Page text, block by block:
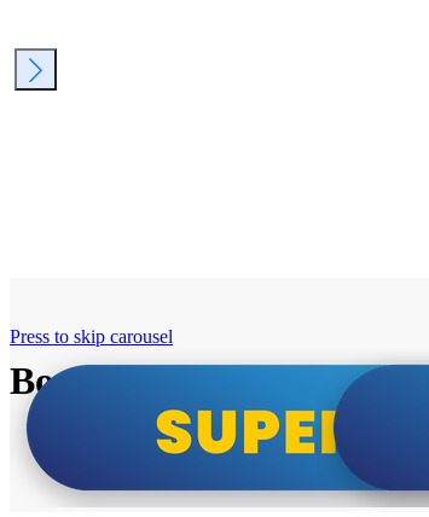
Bosch super cene
Press to skip carousel